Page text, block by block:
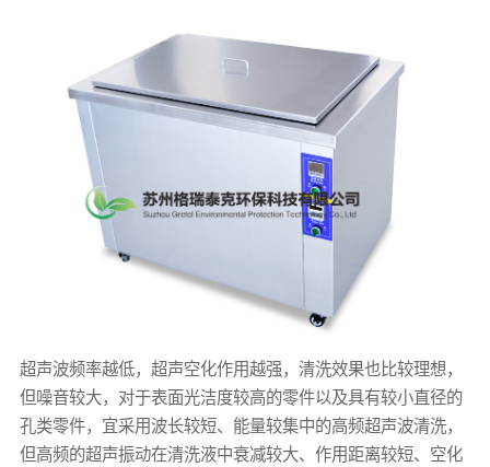
超声波频率越低，超声空化作用越强，清洗效果也比较理想，
但噪音较大，对于表面光洁度较高的零件以及具有较小直径的
孔类零件，宜采用波长较短、能量较集中的高频超声波清洗，
但高频的超声振动在清洗液中衰减较大、作用距离较短、空化